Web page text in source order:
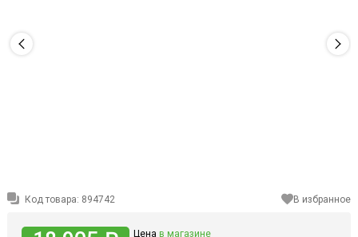
Код товара: 894742 В избранное
Цена в магазине